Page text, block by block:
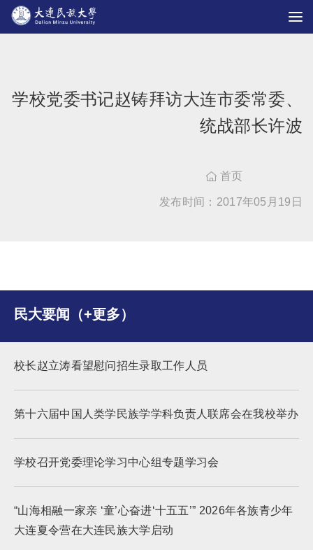
学校党委书记赵铸拜访大连市委常委、
统战部长许波
 首页
发布时间：2017年05月19日
民大要闻（+更多）
校长赵立涛看望慰问招生录取工作人员
第十六届中国人类学民族学学科负责人联席会在我校举办
学校召开党委理论学习中心组专题学习会
“山海相融一家亲 ‘童’心奋进‘十五五’” 2026年各族青少年
大连夏令营在大连民族大学启动